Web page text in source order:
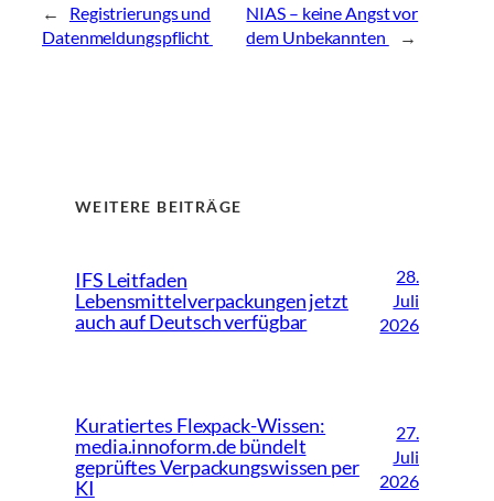
←
Registrierungs und
Datenmeldungspflicht
NIAS – keine Angst vor
dem Unbekannten
→
WEITERE BEITRÄGE
IFS Leitfaden
Lebensmittelverpackungen jetzt
auch auf Deutsch verfügbar
28.
Juli
2026
Kuratiertes Flexpack-Wissen:
media.innoform.de bündelt
geprüftes Verpackungswissen per
KI
27.
Juli
2026